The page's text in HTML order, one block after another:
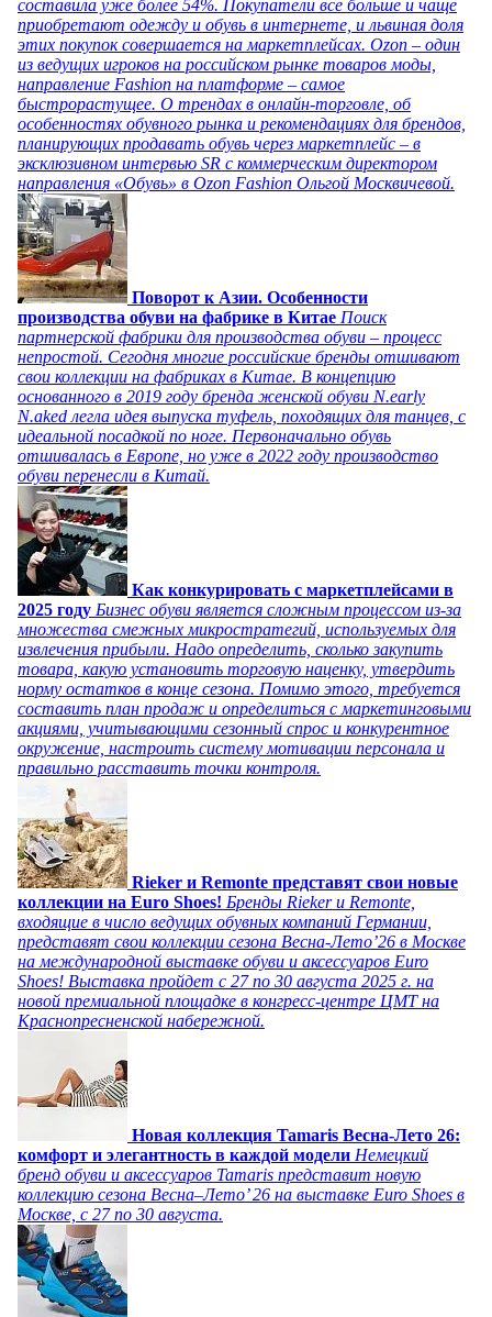
составила уже более 54%. Покупатели все больше и чаще
приобретают одежду и обувь в интернете, и львиная доля
этих покупок совершается на маркетплейсах. Ozon – один
из ведущих игроков на российском рынке товаров моды,
направление Fashion на платформе – самое
быстрорастущее. О трендах в онлайн-торговле, об
особенностях обувного рынка и рекомендациях для брендов,
планирующих продавать обувь через маркетплейс – в
эксклюзивном интервью SR с коммерческим директором
направления «Обувь» в Ozon Fashion Ольгой Москвичевой.
Поворот к Азии. Особенности
производства обуви на фабрике в Китае Поиск
партнерской фабрики для производства обуви – процесс
непростой. Сегодня многие российские бренды отшивают
свои коллекции на фабриках в Китае. В концепцию
основанного в 2019 году бренда женской обуви N.early
N.aked легла идея выпуска туфель, походящих для танцев, с
идеальной посадкой по ноге. Первоначально обувь
отшивалась в Европе, но уже в 2022 году производство
обуви перенесли в Китай.
Как конкурировать с маркетплейсами в
2025 году Бизнес обуви является сложным процессом из-за
множества смежных микростратегий, используемых для
извлечения прибыли. Надо определить, сколько закупить
товара, какую установить торговую наценку, утвердить
норму остатков в конце сезона. Помимо этого, требуется
составить план продаж и определиться с маркетинговыми
акциями, учитывающими сезонный спрос и конкурентное
окружение, настроить систему мотивации персонала и
правильно расставить точки контроля.
Rieker и Remonte представят свои новые
коллекции на Euro Shoes! Бренды Rieker и Remonte,
входящие в число ведущих обувных компаний Германии,
представят свои коллекции сезона Весна-Лето’26 в Москве
на международной выставке обуви и аксессуаров Euro
Shoes! Выставка пройдет c 27 по 30 августа 2025 г. на
новой премиальной площадке в конгресс-центре ЦМТ на
Краснопресненской набережной.
Новая коллекция Tamaris Весна-Лето 26:
комфорт и элегантность в каждой модели Немецкий
бренд обуви и аксессуаров Tamaris представит новую
коллекцию сезона Весна–Лето’ 26 на выставке Euro Shoes в
Москве, с 27 по 30 августа.